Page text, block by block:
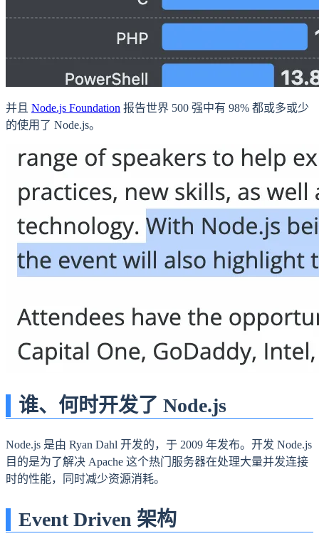
并且 Node.js Foundation 报告世界 500 强中有 98% 都或多或少
的使用了 Node.js。
谁、何时开发了 Node.js
Node.js 是由 Ryan Dahl 开发的，于 2009 年发布。开发 Node.js
目的是为了解决 Apache 这个热门服务器在处理大量并发连接
时的性能，同时减少资源消耗。
Event Driven 架构